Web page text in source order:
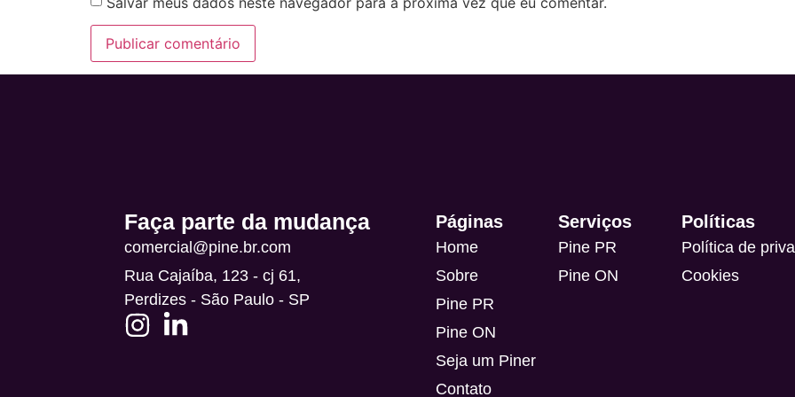
Faça parte da mudança
comercial@pine.br.com
Rua Cajaíba, 123 - cj 61,
Perdizes - São Paulo - SP
Páginas
Home
Sobre
Pine PR
Pine ON
Seja um Piner
Contato
Serviços
Pine PR
Pine ON
Políticas
Política de
Cookies